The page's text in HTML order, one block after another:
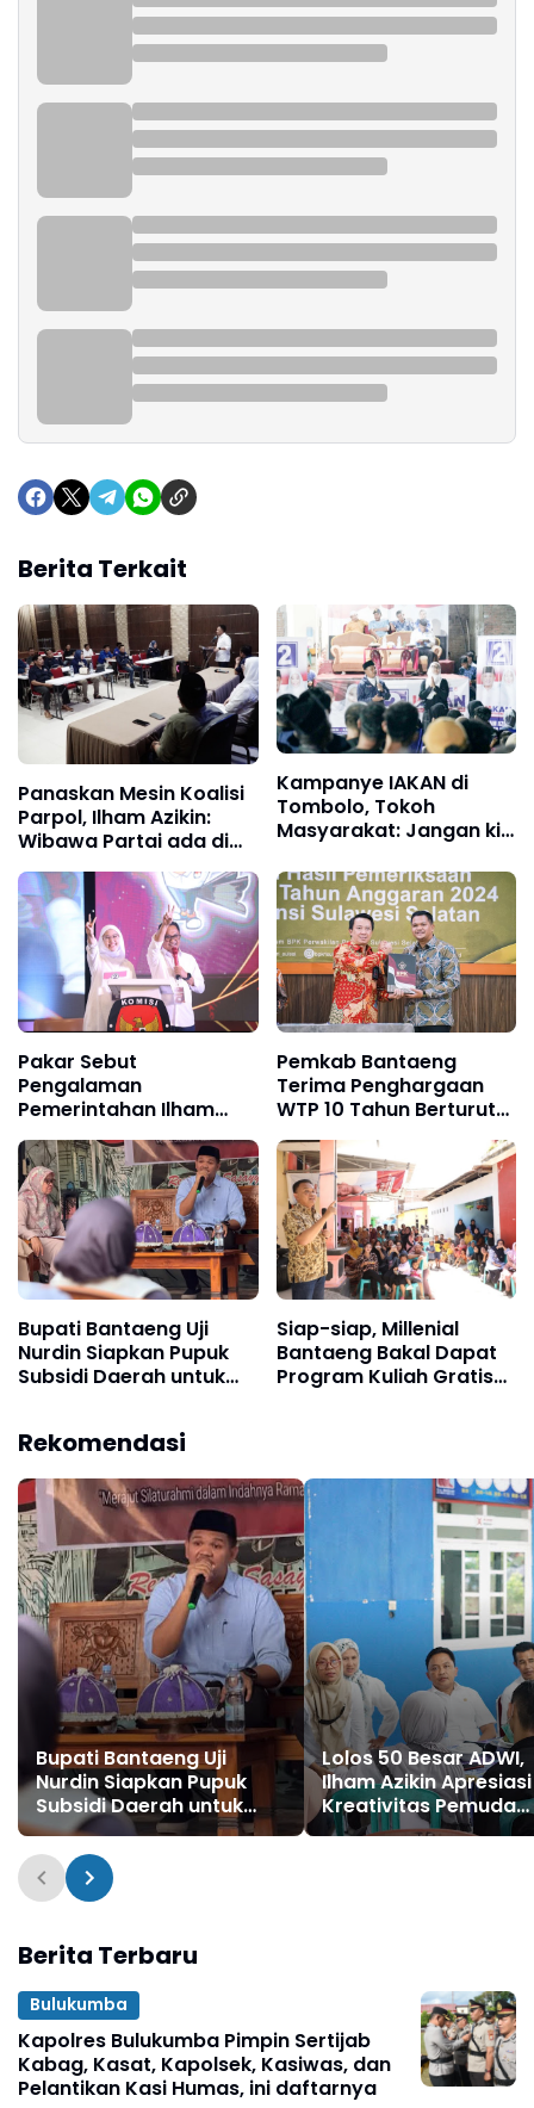
Berita Terkait
Panaskan Mesin Koalisi
Parpol, Ilham Azikin:
Wibawa Partai ada di
Pertarungan ini
Kampanye IAKAN di
Tombolo, Tokoh
Masyarakat: Jangan ki
Berpengalaman
Pakar Sebut
Pengalaman
Pemerintahan Ilham
Azikin Tergambar di
Debat Pertama
Pemkab Bantaeng
Terima Penghargaan
WTP 10 Tahun Berturut-
turut
Bupati Bantaeng Uji
Nurdin Siapkan Pupuk
Subsidi Daerah untuk
Siap-siap, Millenial
Bantaeng Bakal Dapat
Program Kuliah Gratis
Rekomendasi
Bupati Bantaeng Uji
Nurdin Siapkan Pupuk
Subsidi Daerah untuk
Swasembada Pangan
Lolos 50 Besar ADWI,
Ilham Azikin Apresiasi
Kreativitas Pemuda
Kampung Campaga
Berita Terbaru
Bulukumba
Kapolres Bulukumba Pimpin Sertijab
Kabag, Kasat, Kapolsek, Kasiwas, dan
Pelantikan Kasi Humas, ini daftarnya